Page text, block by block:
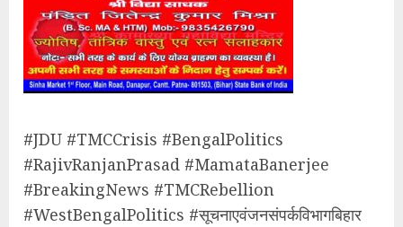
​#JDU #TMCCrisis #BengalPolitics
#RajivRanjanPrasad #MamataBanerjee
#BreakingNews #TMCRebellion
#WestBengalPolitics #सूचनाएवंजनसंपर्कविभागबिहार